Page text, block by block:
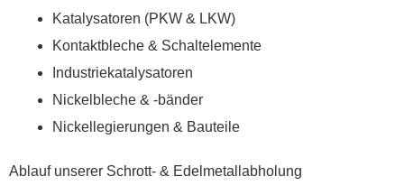
Katalysatoren (PKW & LKW)
Kontaktbleche & Schaltelemente
Industriekatalysatoren
Nickelbleche & -bänder
Nickellegierungen & Bauteile
Ablauf unserer Schrott- & Edelmetallabholung